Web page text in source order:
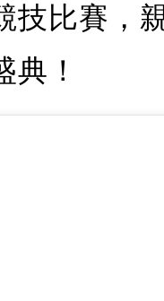
技比賽，
典！